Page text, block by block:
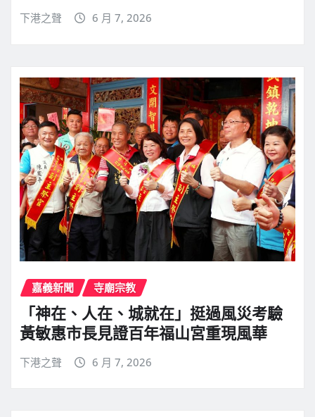
下港之聲 6 月 7, 2026
嘉義新聞 寺廟宗教
「神在、人在、城就在」挺過風災考驗
黃敏惠市長見證百年福山宮重現風華
下港之聲 6 月 7, 2026